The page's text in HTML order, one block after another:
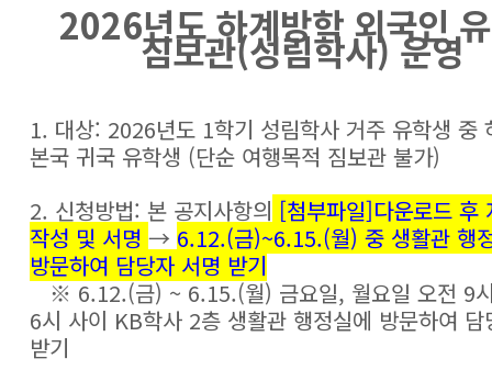
2026년도 하계방학 외국인
짐보관(성림학사) 운영
1. 대상: 2026년도 1학기 성림학사 거주 유학생 중
본국 귀국 유학생 (단순 여행목적 짐보관 불가)
2. 신청방법: 본 공지사항의 [첨부파일]다운로드 후
작성 및 서명 → 6.12.(금)~6.15.(월) 중 생활관 행
방문하여 담당자 서명 받기
※ 6.12.(금) ~ 6.15.(월) 금요일, 월요일 오전 9
6시 사이 KB학사 2층 생활관 행정실에 방문하여 담
받기